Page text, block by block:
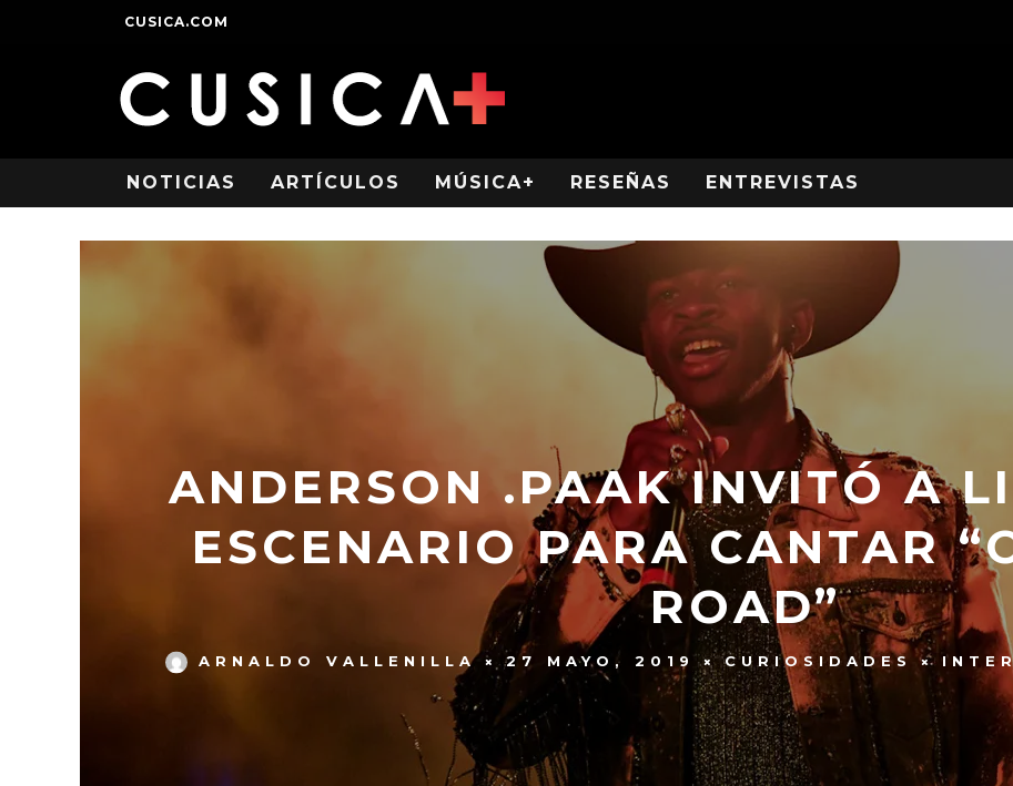
CUSICA.COM
NOTICIAS ARTÍCULOS MÚSICA+ RESEÑAS ENTREVISTAS
ANDERSON .PAAK INVITÓ A
ESCENARIO PARA CANTAR
ROAD”
ARNALDO VALLENILLA 27 MAYO, 2019 CURIOSIDADES